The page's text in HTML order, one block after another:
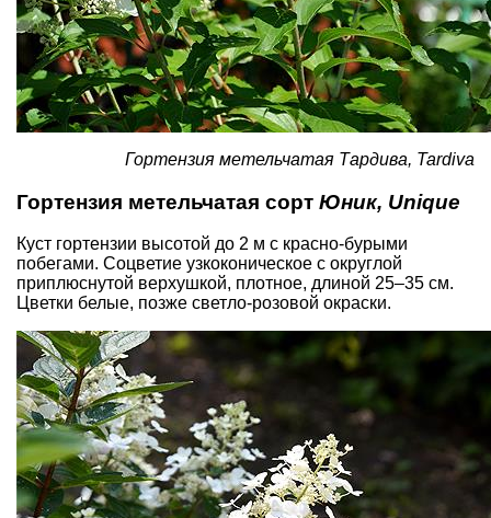
Гортензия метельчатая Тардива, Tardiva
Гортензия метельчатая сорт Юник, Unique
Куст гортензии высотой до 2 м с красно-бурыми
побегами. Соцветие узкоконическое с округлой
приплюснутой верхушкой, плотное, длиной 25–35 см.
Цветки белые, позже светло-розовой окраски.